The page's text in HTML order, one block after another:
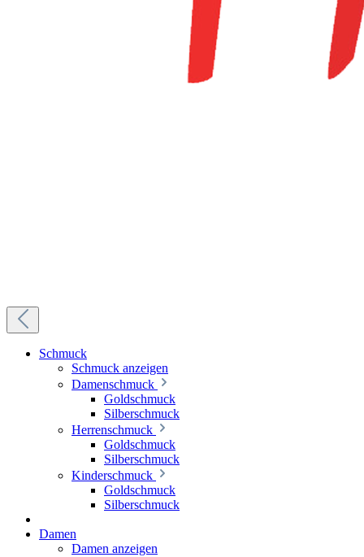
Schmuck
Schmuck anzeigen
Damenschmuck
Goldschmuck
Silberschmuck
Herrenschmuck
Goldschmuck
Silberschmuck
Kinderschmuck
Goldschmuck
Silberschmuck
Damen
Damen anzeigen